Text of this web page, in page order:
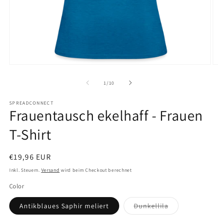
1/von
10
SPREADCONNECT
Frauentausch ekelhaff - Frauen
T-Shirt
Normaler
Preis
€19,96 EUR
Inkl. Steuern. Versand wird beim Checkout berechnet
Color
Antikblaues Saphir meliert DunkellilaVariante
ausverkauft